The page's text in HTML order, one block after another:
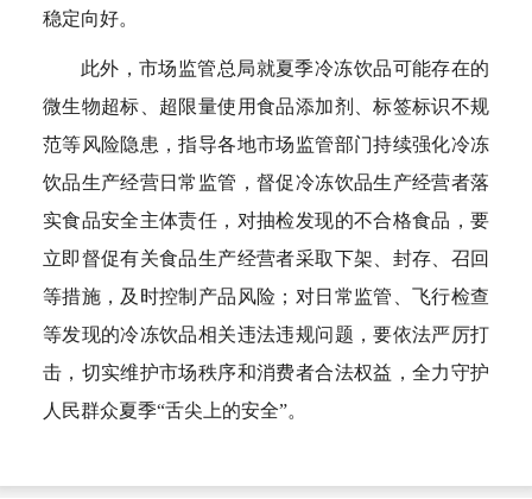
稳定向好。
此外，市场监管总局就夏季冷冻饮品可能存在的
微生物超标、超限量使用食品添加剂、标签标识不规
范等风险隐患，指导各地市场监管部门持续强化冷冻
饮品生产经营日常监管，督促冷冻饮品生产经营者落
实食品安全主体责任，对抽检发现的不合格食品，要
立即督促有关食品生产经营者采取下架、封存、召回
等措施，及时控制产品风险；对日常监管、飞行检查
等发现的冷冻饮品相关违法违规问题，要依法严厉打
击，切实维护市场秩序和消费者合法权益，全力守护
人民群众夏季“舌尖上的安全”。